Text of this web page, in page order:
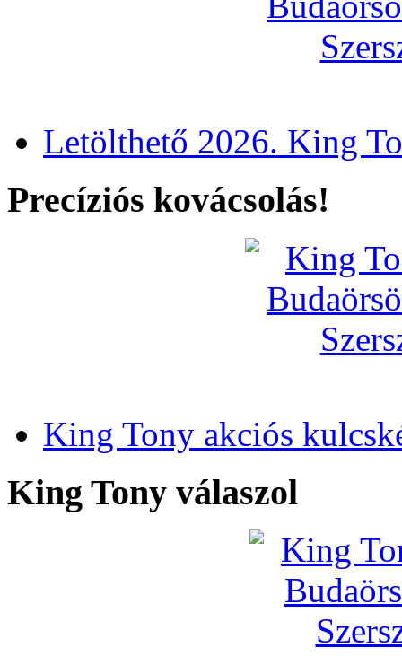
Letölthető 2026. King
Precíziós kovácsolás!
King Tony akciós
King Tony válaszol